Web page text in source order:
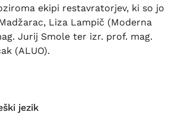
ekipi restavratorjev, ki so jo
Liza Lampič (Moderna
Jurij Smole ter izr. prof. mag.
(ALUO).
jezik